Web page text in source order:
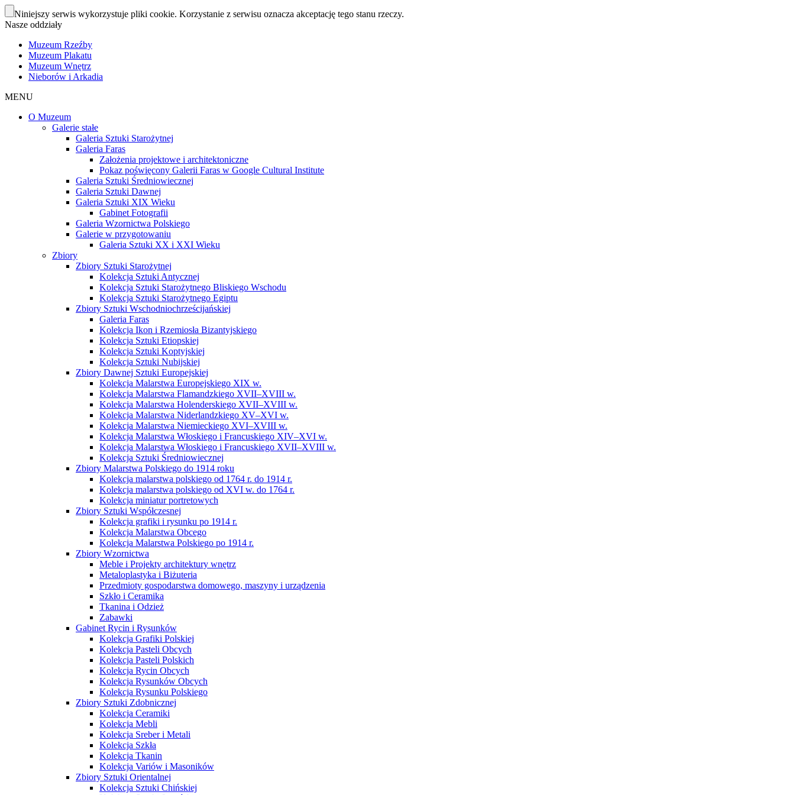
Niniejszy serwis wykorzystuje pliki cookie. Korzystanie z serwisu oznacza akceptację tego stanu rzeczy.
Nasze oddziały
Muzeum Rzeźby
Muzeum Plakatu
Muzeum Wnętrz
Nieborów i Arkadia
MENU
O Muzeum
Galerie stałe
Galeria Sztuki Starożytnej
Galeria Faras
Założenia projektowe i architektoniczne
Pokaz poświęcony Galerii Faras w Google Cultural Institute
Galeria Sztuki Średniowiecznej
Galeria Sztuki Dawnej
Galeria Sztuki XIX Wieku
Gabinet Fotografii
Galeria Wzornictwa Polskiego
Galerie w przygotowaniu
Galeria Sztuki XX i XXI Wieku
Zbiory
Zbiory Sztuki Starożytnej
Kolekcja Sztuki Antycznej
Kolekcja Sztuki Starożytnego Bliskiego Wschodu
Kolekcja Sztuki Starożytnego Egiptu
Zbiory Sztuki Wschodniochrześcijańskiej
Galeria Faras
Kolekcja Ikon i Rzemiosła Bizantyjskiego
Kolekcja Sztuki Etiopskiej
Kolekcja Sztuki Koptyjskiej
Kolekcja Sztuki Nubijskiej
Zbiory Dawnej Sztuki Europejskiej
Kolekcja Malarstwa Europejskiego XIX w.
Kolekcja Malarstwa Flamandzkiego XVII–XVIII w.
Kolekcja Malarstwa Holenderskiego XVII–XVIII w.
Kolekcja Malarstwa Niderlandzkiego XV–XVI w.
Kolekcja Malarstwa Niemieckiego XVI–XVIII w.
Kolekcja Malarstwa Włoskiego i Francuskiego XIV–XVI w.
Kolekcja Malarstwa Włoskiego i Francuskiego XVII–XVIII w.
Kolekcja Sztuki Średniowiecznej
Zbiory Malarstwa Polskiego do 1914 roku
Kolekcja malarstwa polskiego od 1764 r. do 1914 r.
Kolekcja malarstwa polskiego od XVI w. do 1764 r.
Kolekcja miniatur portretowych
Zbiory Sztuki Współczesnej
Kolekcja grafiki i rysunku po 1914 r.
Kolekcja Malarstwa Obcego
Kolekcja Malarstwa Polskiego po 1914 r.
Zbiory Wzornictwa
Meble i Projekty architektury wnętrz
Metaloplastyka i Biżuteria
Przedmioty gospodarstwa domowego, maszyny i urządzenia
Szkło i Ceramika
Tkanina i Odzież
Zabawki
Gabinet Rycin i Rysunków
Kolekcja Grafiki Polskiej
Kolekcja Pasteli Obcych
Kolekcja Pasteli Polskich
Kolekcja Rycin Obcych
Kolekcja Rysunków Obcych
Kolekcja Rysunku Polskiego
Zbiory Sztuki Zdobnicznej
Kolekcja Ceramiki
Kolekcja Mebli
Kolekcja Sreber i Metali
Kolekcja Szkła
Kolekcja Tkanin
Kolekcja Variów i Masoników
Zbiory Sztuki Orientalnej
Kolekcja Sztuki Chińskiej